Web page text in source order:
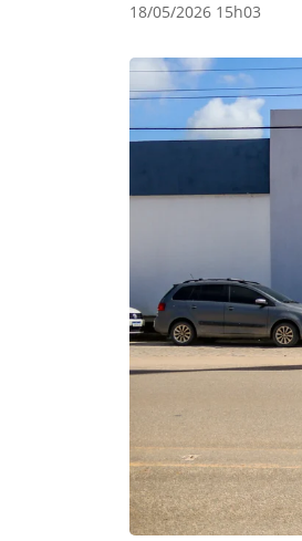
18/05/2026 15h03